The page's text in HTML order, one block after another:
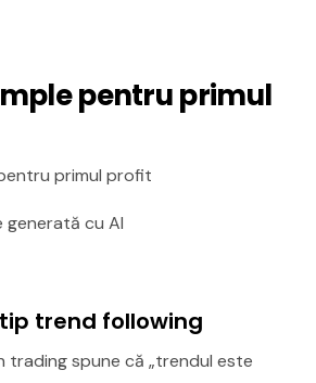
pentru primul
generată cu AI
trend following
trading spune că „trendul este